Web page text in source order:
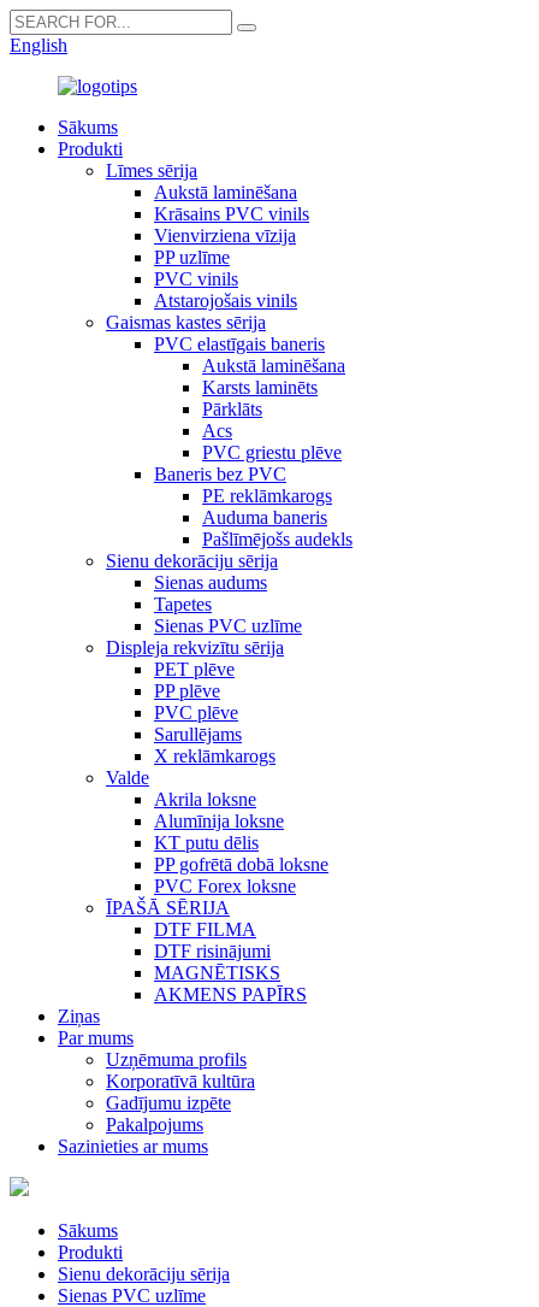
English
Sākums
Produkti
Līmes sērija
Aukstā laminēšana
Krāsains PVC vinils
Vienvirziena vīzija
PP uzlīme
PVC vinils
Atstarojošais vinils
Gaismas kastes sērija
PVC elastīgais baneris
Aukstā laminēšana
Karsts laminēts
Pārklāts
Acs
PVC griestu plēve
Baneris bez PVC
PE reklāmkarogs
Auduma baneris
Pašlīmējošs audekls
Sienu dekorāciju sērija
Sienas audums
Tapetes
Sienas PVC uzlīme
Displeja rekvizītu sērija
PET plēve
PP plēve
PVC plēve
Sarullējams
X reklāmkarogs
Valde
Akrila loksne
Alumīnija loksne
KT putu dēlis
PP gofrētā dobā loksne
PVC Forex loksne
ĪPAŠĀ SĒRIJA
DTF FILMA
DTF risinājumi
MAGNĒTISKS
AKMENS PAPĪRS
Ziņas
Par mums
Uzņēmuma profils
Korporatīvā kultūra
Gadījumu izpēte
Pakalpojums
Sazinieties ar mums
Sākums
Produkti
Sienu dekorāciju sērija
Sienas PVC uzlīme